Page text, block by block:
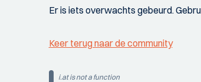
Er is iets overwachts gebeurd.
Keer terug naar de community
i.at is not a function